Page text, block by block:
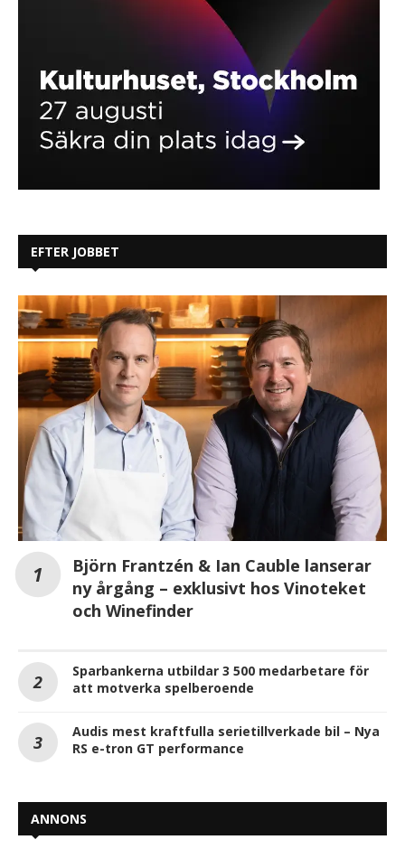
EFTER JOBBET
Björn Frantzén & Ian Cauble lanserar
ny årgång – exklusivt hos Vinoteket
och Winefinder
Sparbankerna utbildar 3 500 medarbetare för
att motverka spelberoende
Audis mest kraftfulla serietillverkade bil – Nya
RS e-tron GT performance
ANNONS